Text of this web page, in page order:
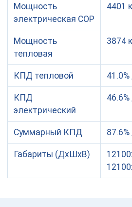
Мощность
электрическая COP
4401
Мощность
тепловая
3874
КПД тепловой
КПД
электрический
Суммарный КПД
Габариты (ДхШхВ)